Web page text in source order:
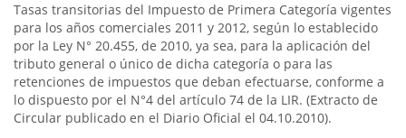
Tasas transitorias del Impuesto de Primera Categoría vigentes
para los años comerciales 2011 y 2012, según lo establecido
por la Ley N° 20.455, de 2010, ya sea, para la aplicación del
tributo general o único de dicha categoría o para las
retenciones de impuestos que deban efectuarse, conforme a
lo dispuesto por el N°4 del artículo 74 de la LIR. (Extracto de
Circular publicado en el Diario Oficial el 04.10.2010).